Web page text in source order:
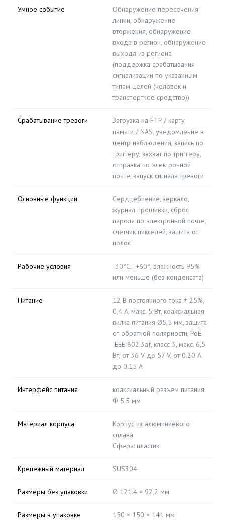
Умное событие
Обнаружение пересечения
линии, обнаружение
вторжения, обнаружение
входа в регион, обнаружение
выхода из региона
(поддержка срабатывания
сигнализации по указанным
типам целей (человек и
транспортное средство))
Срабатывание тревоги
Загрузка на FTP / карту
памяти / NAS, уведомление в
центр наблюдения, запись по
триггеру, захват по триггеру,
отправка по электронной
почте, запуск сигнала тревоги
Основные функции
Сердцебиение, зеркало,
журнал прошивки, сброс
пароля по электронной почте,
счетчик пикселей, защита от
полос
Рабочие условия
-30°C…+60°, влажность 95%
или меньше (без конденсата)
Питание
12 В постоянного тока ± 25%,
0,4 А, макс. 5 Вт, коаксиальная
вилка питания Ø5,5 мм, защита
от обратной полярности, PoE:
IEEE 802.3af, класс 3, макс. 6,5
Вт, от 36 V до 57 V, от 0.20 A
до 0.15 A
Интерфейс питания
коаксиальный разъем питания
Φ 5.5 мм
Материал корпуса
Корпус из алюминиевого
сплава
Сфера: пластик
Крепежный материал SUS304
Размеры без упаковки Ø 121.4 × 92,2 мм
Размеры в упаковке 150 × 150 × 141 мм